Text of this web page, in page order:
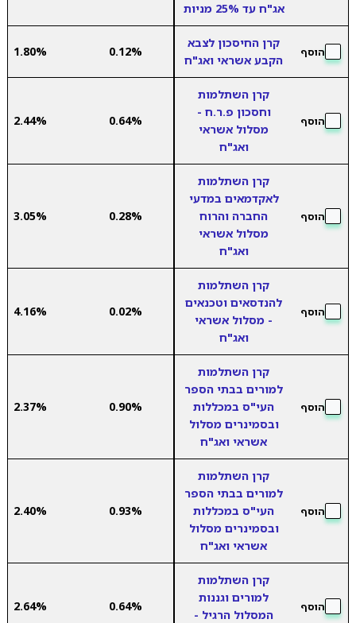
אג"ח עד 25% מניות
הוסף
קרן החיסכון לצבא
הקבע אשראי ואג"ח
0.12%
1.80%
הוסף
קרן השתלמות
וחסכון פ.ר.ח -
מסלול אשראי
ואג"ח
0.64%
2.44%
הוסף
קרן השתלמות
לאקדמאים במדעי
החברה והרוח
מסלול אשראי
ואג"ח
0.28%
3.05%
הוסף
קרן השתלמות
להנדסאים וטכנאים
- מסלול אשראי
ואג"ח
0.02%
4.16%
הוסף
קרן השתלמות
למורים בבתי הספר
העי"ס במכללות
ובסמינרים מסלול
אשראי ואג"ח
0.90%
2.37%
הוסף
קרן השתלמות
למורים בבתי הספר
העי"ס במכללות
ובסמינרים מסלול
אשראי ואג"ח
0.93%
2.40%
הוסף
קרן השתלמות
למורים וגננות
המסלול הרגיל -
0.64%
2.64%